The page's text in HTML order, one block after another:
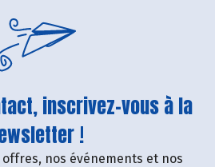
inscrivez-vous à la
!
nos événements et nos